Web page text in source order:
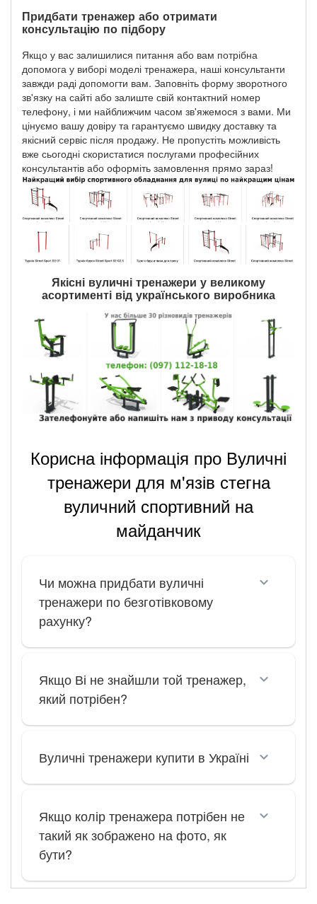
Придбати тренажер або отримати
консультацію по підбору
Якщо у вас залишилися питання або вам потрібна
допомога у виборі моделі тренажера, наші консультанти
завжди раді допомогти вам. Заповніть форму зворотного
зв'язку на сайті або залиште свій контактний номер
телефону, і ми найближчим часом зв'яжемося з вами. Ми
цінуємо вашу довіру та гарантуємо швидку доставку та
якісний сервіс після продажу. Не пропустіть можливість
вже сьогодні скористатися послугами професійних
консультантів або оформіть замовлення прямо зараз!
Якісні вуличні тренажери у великому
асортименті від українського виробника
Корисна інформація про Вуличні
тренажери для м'язів стегна
вуличний спортивний на
майданчик
Чи можна придбати вуличні
тренажери по безготівковому
рахунку?
Якщо Ві не знайшли той тренажер,
який потрібен?
Вуличні тренажери купити в Україні
Якщо колір тренажера потрібен не
такий як зображено на фото, як
бути?